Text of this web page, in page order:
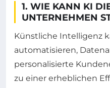
1. WIE KANN KI
UNTERNEHMEN
Künstliche Intelligenz
automatisieren,
personalisierte
zu einer erheblichen